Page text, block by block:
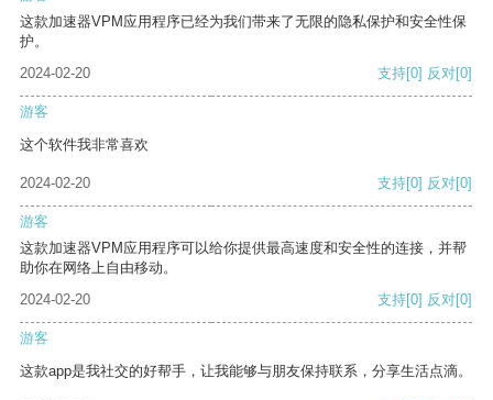
这款加速器VPM应用程序已经为我们带来了无限的隐私保护和安全性保
护。
2024-02-20
支持[0] 反对[0]
游客
这个软件我非常喜欢
2024-02-20 支持[0] 反对[0]
游客
这款加速器VPM应用程序可以给你提供最高速度和安全性的连接，并帮
助你在网络上自由移动。
2024-02-20
支持[0] 反对[0]
游客
这款app是我社交的好帮手，让我能够与朋友保持联系，分享生活点滴。